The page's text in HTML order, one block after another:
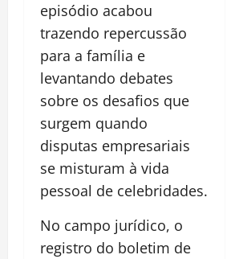
episódio acabou
trazendo repercussão
para a família e
levantando debates
sobre os desafios que
surgem quando
disputas empresariais
se misturam à vida
pessoal de celebridades.
No campo jurídico, o
registro do boletim de